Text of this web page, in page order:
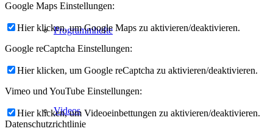
Programmhefte
Videos
Google Maps Einstellungen:
Hier klicken, um Google Maps zu aktivieren/deaktivieren.
Google reCaptcha Einstellungen:
Hier klicken, um Google reCaptcha zu aktivieren/deaktivieren.
Vimeo und YouTube Einstellungen:
Hier klicken, um Videoeinbettungen zu aktivieren/deaktivieren.
Datenschutzrichtlinie